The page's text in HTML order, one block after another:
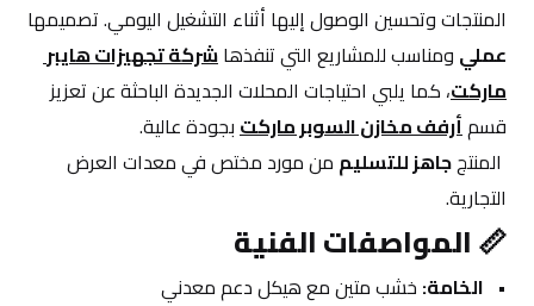
المنتجات وتحسين الوصول إليها أثناء التشغيل اليومي. تصميمها
عملي ومناسب للمشاريع التي تنفذها
شركة تجهيزات هايبر
ماركت
، كما يلبي احتياجات المحلات الجديدة الباحثة عن تعزيز
قسم أرفف مخازن السوبر ماركت بجودة عالية.
جاهز للتسليم
التجارية.
📏 المواصفات الفنية
الخامة: خشب متين مع هيكل دعم معدني